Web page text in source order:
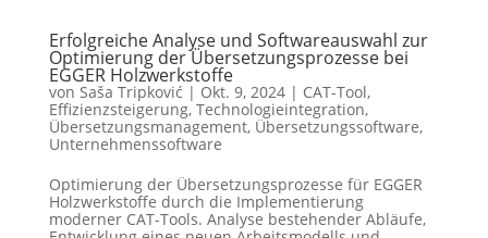
Erfolgreiche Analyse und Softwareauswahl zur
Optimierung der Übersetzungsprozesse bei
EGGER Holzwerkstoffe
von Saša Tripković | Okt. 9, 2024| CAT-Tool,
Effizienzsteigerung, Technologieintegration,
Übersetzungsmanagement, Übersetzungssoftware,
Unternehmenssoftware
Optimierung der Übersetzungsprozesse für EGGER
Holzwerkstoffe durch die Implementierung
moderner CAT-Tools. Analyse bestehender Abläufe,